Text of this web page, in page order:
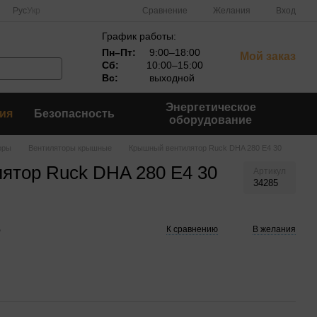
Рус Сравнение Желания Вход
График работы:
Пн–Пт:
9:00–18:00
Сб:
10:00–15:00
Вс:
выходной
Мой заказ
Безопасность
Энергетическое
оборудование
Вентиляторы крышные Крышный вентилятор Ruck DHA 280 E4 30
Ruck DHA 280 E4 30 34285
К сравнению В желания